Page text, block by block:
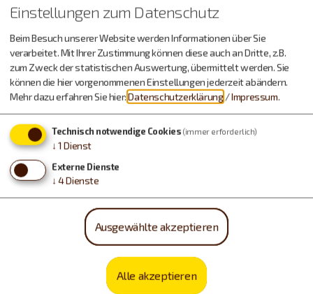
Urlaub machen, essen,
trinken…
Einstellungen zum Datenschutz
Beim Besuch unserer Website werden Informationen über Sie
verarbeitet. Mit Ihrer Zustimmung können diese auch an Dritte, z.B.
zum Zweck der statistischen Auswertung, übermittelt werden. Sie
können die hier vorgenommenen Einstellungen jederzeit abändern.
Mehr dazu erfahren Sie hier:Datenschutzerklärung /Impressum.
Technisch notwendige Cookies (immer erforderlich)
↓ 1 Dienst
Externe Dienste
↓ 4Dienste
Ausgewählte akzeptieren
Alle akzeptieren